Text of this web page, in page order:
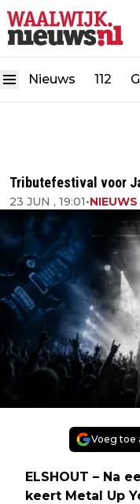
Nieuws 112
Tributefestival voor
23 JUN , 19:01•NIEUWS
Voeg toe
ELSHOUT – Na
keert Metal Up